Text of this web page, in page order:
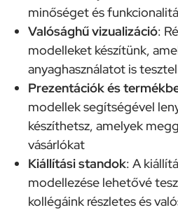
minőséget és
Valósághű vizualizáció:
modelleket készítünk,
anyaghasználatot is
Prezentációk és
modellek segítségével
készíthetsz, amelyek
vásárlókat
Kiállítási standok: A
modellezése lehetővé
kollégáink részletes és